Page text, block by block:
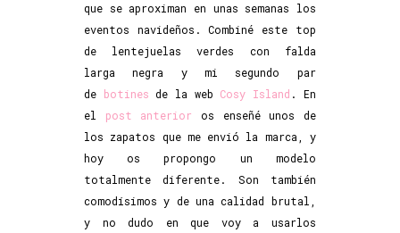
que se aproximan en unas semanas los
eventos navideños. Combiné este top
de lentejuelas verdes con falda
larga negra y mi segundo par
de botines de la web Cosy Island . En
el post anterior os enseñé unos de
los zapatos que me envió la marca, y
hoy os propongo un modelo
totalmente diferente. Son también
comodísimos y de una calidad brutal,
y no dudo en que voy a usarlos